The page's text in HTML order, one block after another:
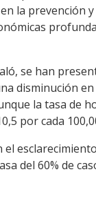
la prevención
se han
disminución
la tasa de
por cada
el
del 60% de